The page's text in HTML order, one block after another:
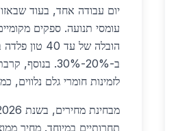
עומסי תנועה. ספקים
הובלה של
ב-20%-30%.
לזמינות חומרי גלם נלווים,